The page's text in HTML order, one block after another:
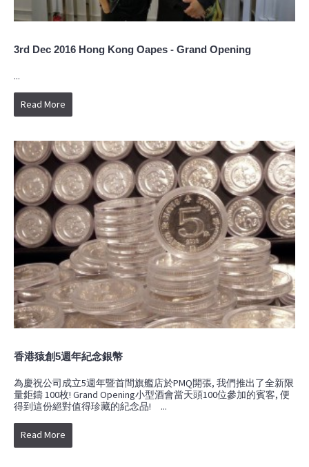
3rd Dec 2016 Hong Kong Oapes - Grand Opening
...
Read More
香港猿創5週年紀念銀幣
為慶祝公司成立5週年暨首間旗艦店於PMQ開張, 我們推出了全新限
量鉅鑄 100枚! Grand Opening小型酒會當天頭100位參加的賓客, 便
得到這份絕對值得珍藏的紀念品! ...
Read More